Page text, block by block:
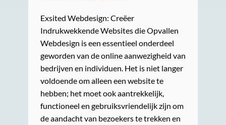
Exsited Webdesign: Creëer
Indrukwekkende Websites die Opvallen
Webdesign is een essentieel onderdeel
geworden van de online aanwezigheid van
bedrijven en individuen. Het is niet langer
voldoende om alleen een website te
hebben; het moet ook aantrekkelijk,
functioneel en gebruiksvriendelijk zijn om
de aandacht van bezoekers te trekken en